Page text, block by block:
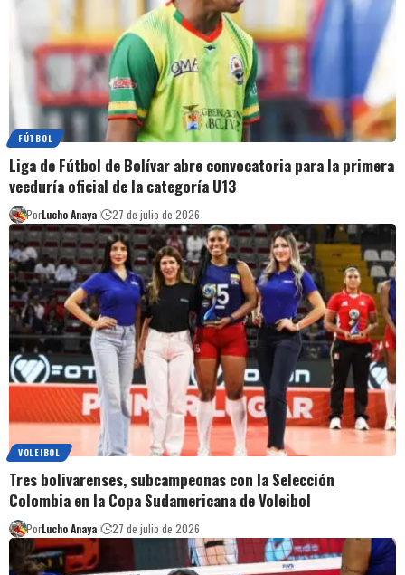
FÚTBOL
Liga de Fútbol de Bolívar abre convocatoria para la primera
veeduría oficial de la categoría U13
PorLucho Anaya 27 de julio de 2026
VOLEIBOL
Tres bolivarenses, subcampeonas con la Selección
Colombia en la Copa Sudamericana de Voleibol
PorLucho Anaya 27 de julio de 2026